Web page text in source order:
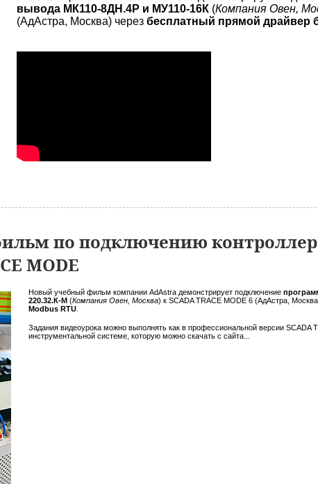
вывода МК110-8ДН.4Р и МУ110-16К (Компания Овен,
(АдАстра, Москва) через бесплатный прямой драйвер
по подключению
MODE
Новый учебный фильм компании AdAstra демонстрирует подключение
220.32.К-М (Компания Овен, Москва) к SCADA TRACE MODE 6 (АдАстра,
Modbus RTU
Задания видеоурока можно выполнять как в профессиональной версии SCADA
инструментальной системе, которую можно скачать с сайта...